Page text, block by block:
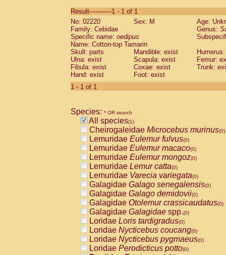
CebidaeSaguinus labiatus(0)
Cebidae Saguinus leucopus (0)
Cebidae
CebidaeSaguinus mystax
Cebidae Saguinus nigricollis (0)
Cebidae Saguinus oedipus
Cebidae Saguinus weddelli
Cebidae Saguinusspp.
Cebidae
CebidaeCebus capucinus
CebidaeCebus nigrivittatus
CebidaeCebus spp.(0)
CebidaeSaimiri boliviensis(0)
CebidaeSaimiri sciureus(0)
AtelidaeAlouatta caraya(0)
AtelidaeAlouatta fusca(0)
AtelidaeAlouatta seniculus(0)
AtelidaeAlouattaspp.(0)
AtelidaeAteles belzebuth(0)
AtelidaeAteles geoffroyi(0)
AtelidaeAteles paniscus(0)
AtelidaeAtelesspp.(0)
AtelidaeLagothrix lagothricha(0)
AtelidaeLagothrix lagothricha cana
PitheciidaeCacajao calvus
Result-----------1 - 1 of 1
No: 02220
Sex: M
Age:
Family: Cebidae
Genus:
Specific name: oedipus
Name: Cotton-top Tamarin
Skull: parts
Mandible: exist
Ulna: exist
Scapula: exist
Femur:
Fibula: exist
Coxae: exist
Trunk:
Hand: exist
Foot: exist
1 - 1 of 1
Species: * OR search
All species(1)
Cheirogaleidae Microcebus murinus(0)
Lemuridae Eulemur fulvus(0)
Lemuridae Eulemur macaco(0)
Lemuridae Eulemur mongoz(0)
Lemuridae Lemur catta(0)
Lemuridae Varecia variegata(0)
Galagidae Galago senegalensis(0)
Galagidae Galago demidovii(0)
Galagidae Otolemur crassicaudatus(0)
Galagidae Galagidae spp.(0)
Loridae Loris tardigradus(0)
Loridae Nycticebus coucang(0)
Loridae Nycticebus pygmaeus(0)
Loridae Perodicticus potto(0)